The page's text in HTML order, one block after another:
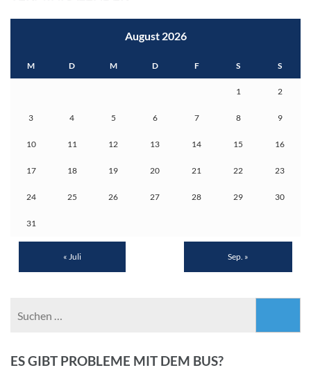
August 2026
M D M D F S S
1 2
3 4 5 6 7 8 9
10 11 12 13 14 15 16
17 18 19 20 21 22 23
24 25 26 27 28 29 30
31
« Juli Sep. »
ES GIBT PROBLEME MIT DEM BUS?